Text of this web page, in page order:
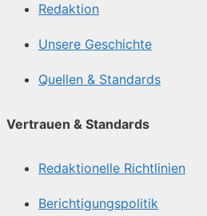
Redaktion
Unsere Geschichte
Quellen & Standards
Vertrauen & Standards
Redaktionelle Richtlinien
Berichtigungspolitik